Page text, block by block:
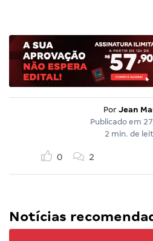
Por Jean
Publicado em
2 min. de
0 2
Notícias